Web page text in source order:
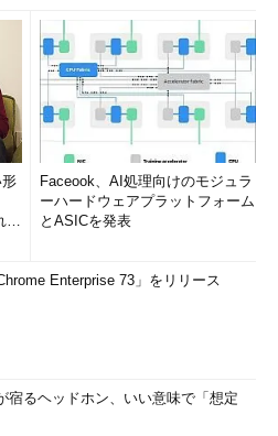
な
Faceook、AI処理向けのモジュラ
ーハードウェアプラットフォーム
とASICを発表
Enterprise 73」をリリース
宿るヘッドホン、いい意味で「想定